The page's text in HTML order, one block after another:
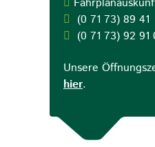
(0 71 73) 89 41
(0 71 73) 92 91
Unsere
hier.